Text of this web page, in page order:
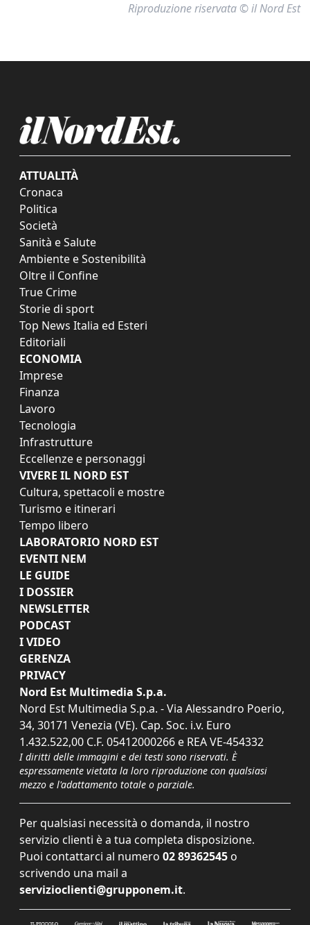
Riproduzione riservata © il Nord Est
ATTUALITÀ
Cronaca
Politica
Società
Sanità e Salute
Ambiente e Sostenibilità
Oltre il Confine
True Crime
Storie di sport
Top News Italia ed Esteri
Editoriali
ECONOMIA
Imprese
Finanza
Lavoro
Tecnologia
Infrastrutture
Eccellenze e personaggi
VIVERE IL NORD EST
Cultura, spettacoli e mostre
Turismo e itinerari
Tempo libero
LABORATORIO NORD EST
EVENTI NEM
LE GUIDE
I DOSSIER
NEWSLETTER
PODCAST
I VIDEO
GERENZA
PRIVACY
Nord Est Multimedia S.p.a.
Nord Est Multimedia S.p.a. - Via Alessandro Poerio,
34, 30171 Venezia (VE). Cap. Soc. i.v. Euro
1.432.522,00 C.F. 05412000266 e REA VE-454332
I diritti delle immagini e dei testi sono riservati. È
espressamente vietata la loro riproduzione con qualsiasi
mezzo e l'adattamento totale o parziale.
Per qualsiasi necessità o domanda, il nostro
servizio clienti è a tua completa disposizione.
Puoi contattarci al numero 02 89362545 o
scrivendo una mail a
servizioclienti@grupponem.it.